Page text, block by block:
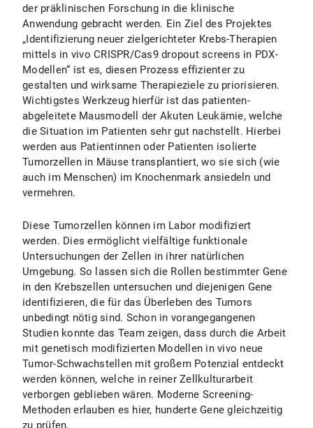
der präklinischen Forschung in die klinische
Anwendung gebracht werden. Ein Ziel des Projektes
„Identifizierung neuer zielgerichteter Krebs-Therapien
mittels in vivo CRISPR/Cas9 dropout screens in PDX-
Modellen“ ist es, diesen Prozess effizienter zu
gestalten und wirksame Therapieziele zu priorisieren.
Wichtigstes Werkzeug hierfür ist das patienten-
abgeleitete Mausmodell der Akuten Leukämie, welche
die Situation im Patienten sehr gut nachstellt. Hierbei
werden aus Patientinnen oder Patienten isolierte
Tumorzellen in Mäuse transplantiert, wo sie sich (wie
auch im Menschen) im Knochenmark ansiedeln und
vermehren.
Diese Tumorzellen können im Labor modifiziert
werden. Dies ermöglicht vielfältige funktionale
Untersuchungen der Zellen in ihrer natürlichen
Umgebung. So lassen sich die Rollen bestimmter Gene
in den Krebszellen untersuchen und diejenigen Gene
identifizieren, die für das Überleben des Tumors
unbedingt nötig sind. Schon in vorangegangenen
Studien konnte das Team zeigen, dass durch die Arbeit
mit genetisch modifizierten Modellen in vivo neue
Tumor-Schwachstellen mit großem Potenzial entdeckt
werden können, welche in reiner Zellkulturarbeit
verborgen geblieben wären. Moderne Screening-
Methoden erlauben es hier, hunderte Gene gleichzeitig
zu prüfen.